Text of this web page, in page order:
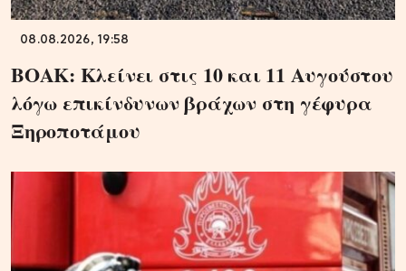
08.08.2026, 19:58
ΒΟΑΚ: Κλείνει στις 10 και 11 Αυγούστου
λόγω επικίνδυνων βράχων στη γέφυρα
Ξηροποτάμου